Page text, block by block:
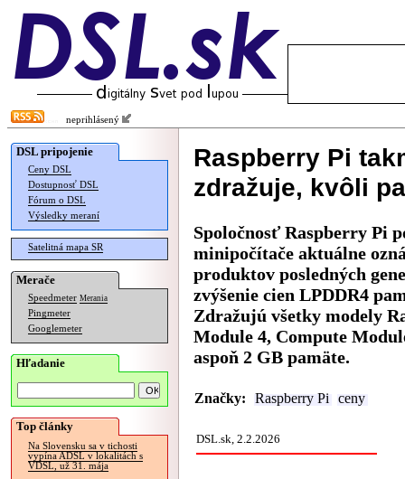
neprihlásený
DSL pripojenie
Ceny DSL
Dostupnosť DSL
Fórum o DSL
Výsledky meraní
Satelitná mapa SR
Merače
Speedmeter Merania
Pingmeter
Googlemeter
Hľadanie
Top články
Na Slovensku sa v tichosti
vypína ADSL v lokalitách s
VDSL, už 31. mája
Raspberry Pi
zdražuje, kvôli
Spoločnosť Raspberry Pi
minipočítače aktuálne
produktov posledných
zvýšenie cien LPDDR4
Zdražujú všetky modely
Module 4, Compute
aspoň 2 GB pamäte.
Značky: Raspberry Pi ceny
DSL.sk, 2.2.2026